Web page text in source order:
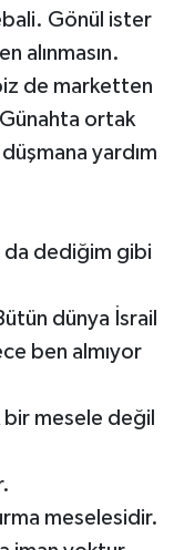
Gönül ister
alınmasın.
de marketten
ortak
yardım
da dediğim gibi
dünya İsrail
ben almıyor
mesele değil
meselesidir.